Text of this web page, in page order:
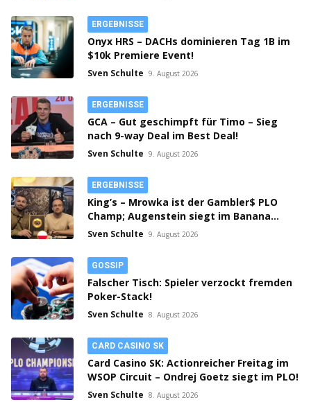
ERGEBNISSE
Onyx HRS – DACHs dominieren Tag 1B im
$10k Premiere Event!
Sven Schulte 9. August 2026
ERGEBNISSE
GCA – Gut geschimpft für Timo – Sieg
nach 9-way Deal im Best Deal!
Sven Schulte 9. August 2026
ERGEBNISSE
King’s – Mrowka ist der Gambler$ PLO
Champ; Augenstein siegt im Banana
Cup!
Sven Schulte 9. August 2026
GOSSIP
Falscher Tisch: Spieler verzockt fremden
Poker-Stack!
Sven Schulte 8. August 2026
CARD CASINO SK
Card Casino SK: Actionreicher Freitag im
WSOP Circuit – Ondrej Goetz siegt im PLO!
Sven Schulte 8. August 2026